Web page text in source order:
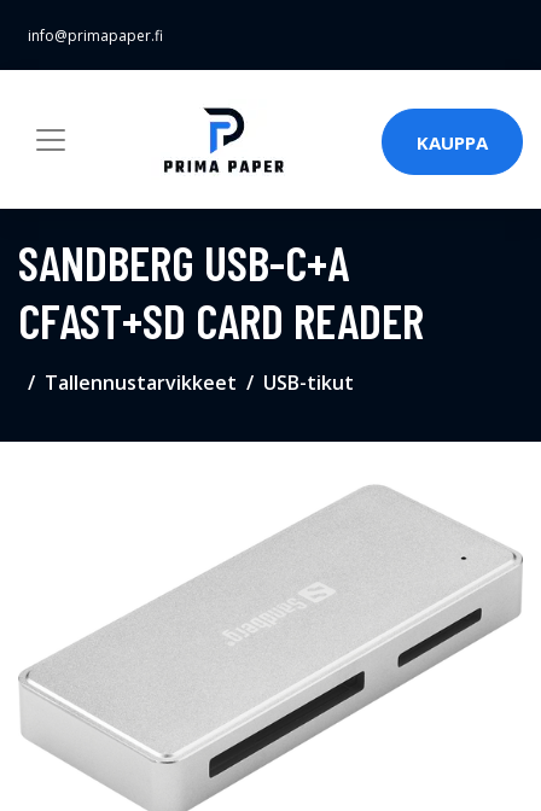
info@primapaper.fi
KAUPPA
SANDBERG USB-C+A
CFAST+SD CARD READER
Tallennustarvikkeet USB-tikut